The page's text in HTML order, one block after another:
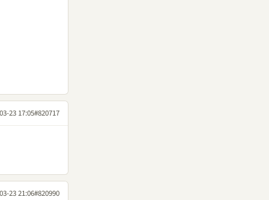
23 17:05#820717
23 21:06#820990